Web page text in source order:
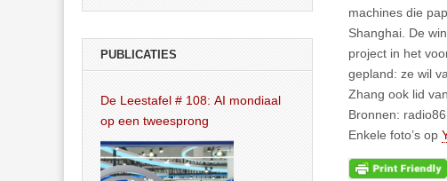
machines die
Shanghai. De
project in het
gepland: ze wil
Zhang ook lid
Bronnen:
Enkele foto’s op
PUBLICATIES
De Leestafel # 108: AI mondiaal
op een tweesprong